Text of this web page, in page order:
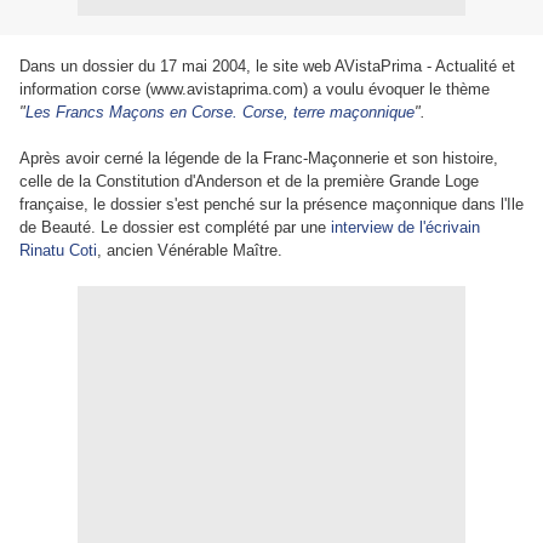
Dans un dossier du 17 mai 2004, le site web AVistaPrima - Actualité et
information corse (www.avistaprima.com) a voulu évoquer le thème
"Les Francs Maçons en Corse. Corse, terre maçonnique".
Après avoir cerné la légende de la Franc-Maçonnerie et son histoire,
celle de la Constitution d'Anderson et de la première Grande Loge
française, le dossier s'est penché sur la présence maçonnique dans l'Ile
de Beauté. Le dossier est complété par une interview de l'écrivain
Rinatu Coti, ancien Vénérable Maître.